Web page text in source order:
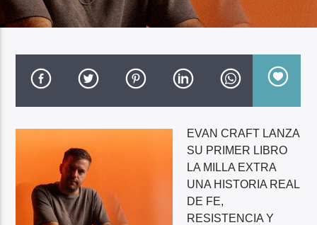
ANGIE MARIE
DESCIENDES
EVAN CRAFT LANZA
SU PRIMER LIBRO
LA MILLA EXTRA
UNA HISTORIA REAL
DE FE,
RESISTENCIA Y